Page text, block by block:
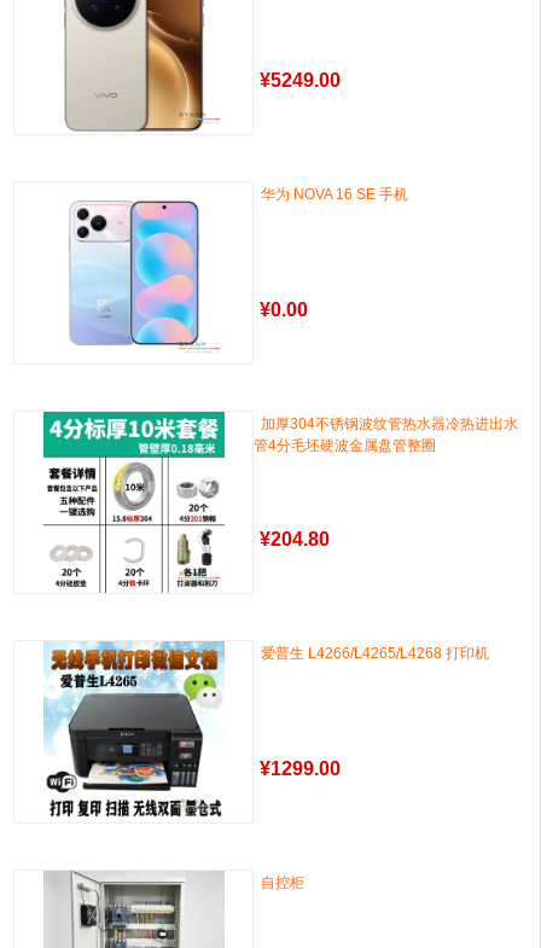
¥5249.00
华为 NOVA 16 SE 手机
¥0.00
加厚304不锈钢波纹管热水器冷热进出水
管4分毛坯硬波金属盘管整圈
¥204.80
爱普生 L4266/L4265/L4268 打印机
¥1299.00
自控柜